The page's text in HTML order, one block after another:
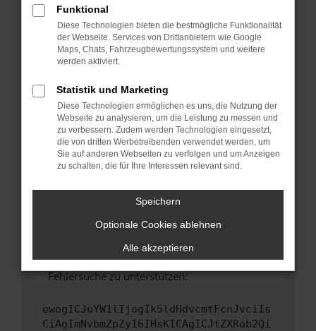
Fenster?
Starte dein Gerät neu.
Das kann manchmal helfen, vorübergehende
Probleme zu beheben.
Stelle sicher, dass dein Browser und dein
Betriebssystem auf dem neuesten Stand
sind.
Veraltete Software birgt nicht nur ein
Sicherheitsrisiko, sondern kann auch dazu
führen, dass bestimmte Funktionen nicht mehr
Wende dich an den Webseitenbetreiber.
hast, kontaktiere uns bitte. Wir werden
versuchen, das Problem zu beheben. Du kannst
uns diesen Text schicken, um uns bei der
Fehlersuche zu unterstützen:
ewogICJuYW1lIjogIk5ldHdvcmtFcnJvciIs
CiAgImNvbmZpZyI6IHsKICAgICJtZXRob2Qi
Funktional
Diese Technologien bieten die bestmögliche Funktionalität
der Webseite. Services von Drittanbietern wie Google
Maps, Chats, Fahrzeugbewertungssystem und weitere
werden aktiviert.
Statistik und Marketing
Diese Technologien ermöglichen es uns, die Nutzung der
Webseite zu analysieren, um die Leistung zu messen und
zu verbessern. Zudem werden Technologien eingesetzt,
die von dritten Werbetreibenden verwendet werden, um
Sie auf anderen Webseiten zu verfolgen und um Anzeigen
zu schalten, die für Ihre Interessen relevant sind.
Speichern
Optionale Cookies ablehnen
Alle akzeptieren